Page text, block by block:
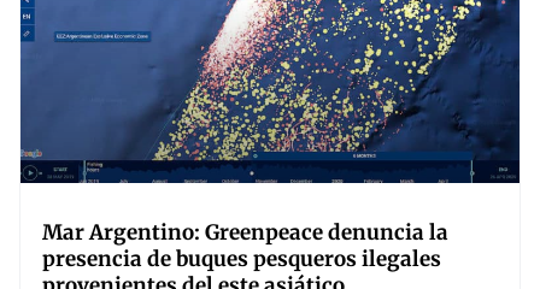
Mar Argentino: Greenpeace denuncia la
presencia de buques pesqueros ilegales